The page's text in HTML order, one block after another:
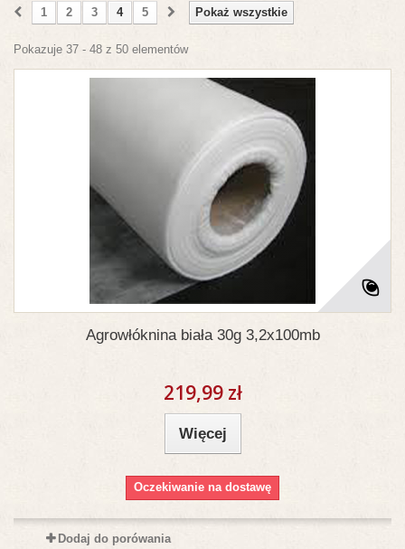
Pokaż wszystkie
1 2 3 4 5
Pokazuje 37 - 48 z 50 elementów
Agrowłóknina biała 30g 3,2x100mb
219,99 zł
Więcej
Oczekiwanie na dostawę
Dodaj do porówania